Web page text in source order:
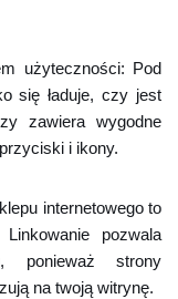
użyteczności: Pod
się ładuje, czy jest
zawiera wygodne
i ikony.
internetowego to
pozwala
ponieważ strony
na twoją witrynę.